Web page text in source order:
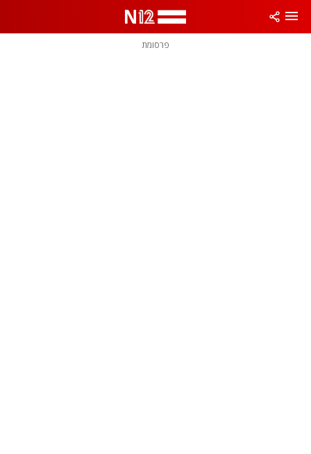
פרסומת